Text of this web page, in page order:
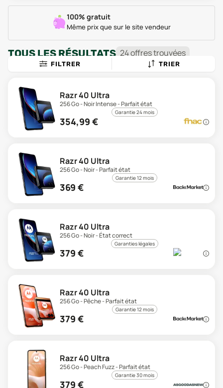
100% gratuit
Même prix que sur le site vendeur
TOUS LES RÉSULTATS 24offrestrouvées
FILTRER TRIER
Razr 40 Ultra
256 Go - Noir Intense - Parfait état
Garantie 24 mois
354,99 €
Razr 40 Ultra
256 Go - Noir - Parfait état
Garantie 12 mois
369 €
Razr 40 Ultra
256 Go - Noir - État correct
Garanties légales
379 €
Razr 40 Ultra
256 Go - Pêche - Parfait état
Garantie 12 mois
379 €
Razr 40 Ultra
256 Go - Peach Fuzz - Parfait état
Garantie 30 mois
379 €